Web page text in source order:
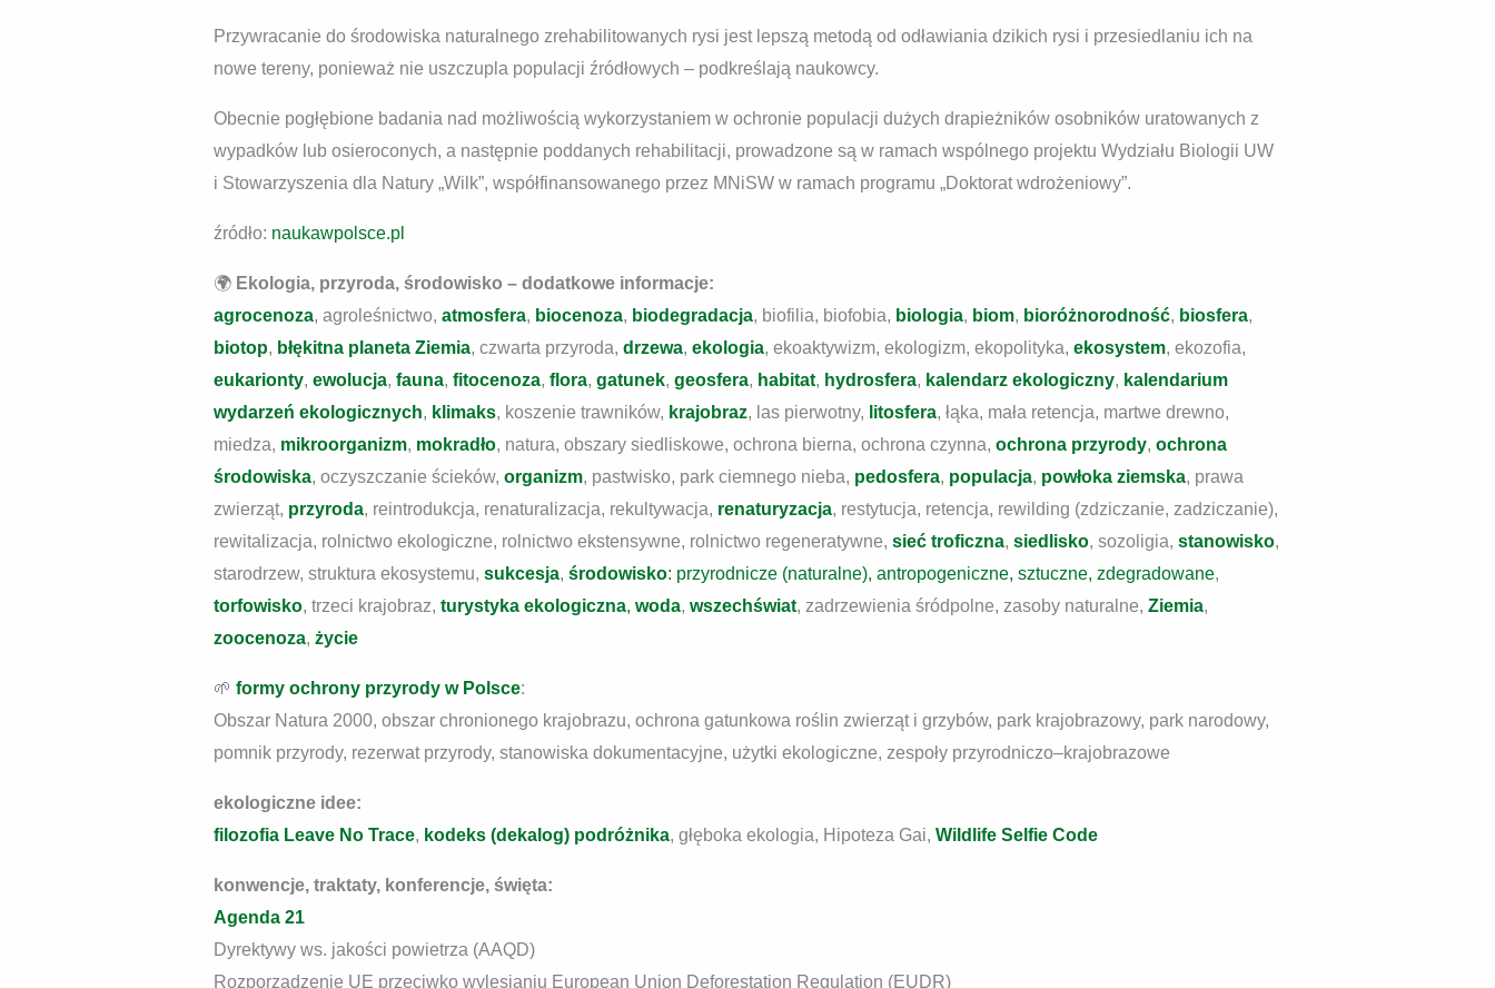
Przywracanie do środowiska naturalnego zrehabilitowanych rysi jest lepszą metodą od odławiania dzikich rysi i przesiedlaniu ich na
nowe tereny, ponieważ nie uszczupla populacji źródłowych – podkreślają naukowcy.
Obecnie pogłębione badania nad możliwością wykorzystaniem w ochronie populacji dużych drapieżników osobników uratowanych z
wypadków lub osieroconych, a następnie poddanych rehabilitacji, prowadzone są w ramach wspólnego projektu Wydziału Biologii UW
i Stowarzyszenia dla Natury „Wilk”, współfinansowanego przez MNiSW w ramach programu „Doktorat wdrożeniowy”.
źródło: naukawpolsce.pl
🌍 Ekologia, przyroda, środowisko – dodatkowe informacje:
agrocenoza, agroleśnictwo, atmosfera, biocenoza, biodegradacja, biofilia, biofobia, biologia, biom, bioróżnorodność, biosfera,
biotop, błękitna planeta Ziemia, czwarta przyroda, drzewa, ekologia, ekoaktywizm, ekologizm, ekopolityka, ekosystem, ekozofia,
eukarionty, ewolucja, fauna, fitocenoza, flora, gatunek, geosfera, habitat, hydrosfera, kalendarz ekologiczny, kalendarium
wydarzeń ekologicznych, klimaks, koszenie trawników, krajobraz, las pierwotny, litosfera, łąka, mała retencja, martwe drewno,
miedza, mikroorganizm, mokradło, natura, obszary siedliskowe, ochrona bierna, ochrona czynna, ochrona przyrody, ochrona
środowiska, oczyszczanie ścieków, organizm, pastwisko, park ciemnego nieba, pedosfera, populacja, powłoka ziemska, prawa
zwierząt, przyroda, reintrodukcja, renaturalizacja, rekultywacja, renaturyzacja, restytucja, retencja, rewilding (zdziczanie, zadziczanie),
rewitalizacja, rolnictwo ekologiczne, rolnictwo ekstensywne, rolnictwo regeneratywne, sieć troficzna, siedlisko, sozoligia, stanowisko,
starodrzew, struktura ekosystemu, sukcesja, środowisko: przyrodnicze (naturalne), antropogeniczne, sztuczne, zdegradowane,
torfowisko, trzeci krajobraz, turystyka ekologiczna, woda, wszechświat, zadrzewienia śródpolne, zasoby naturalne, Ziemia,
zoocenoza, życie
🌱 formy ochrony przyrody w Polsce:
Obszar Natura 2000, obszar chronionego krajobrazu, ochrona gatunkowa roślin zwierząt i grzybów, park krajobrazowy, park narodowy,
pomnik przyrody, rezerwat przyrody, stanowiska dokumentacyjne, użytki ekologiczne, zespoły przyrodniczo–krajobrazowe
ekologiczne idee:
filozofia Leave No Trace, kodeks (dekalog) podróżnika, głęboka ekologia, Hipoteza Gai, Wildlife Selfie Code
konwencje, traktaty, konferencje, święta:
Agenda 21
Dyrektywy ws. jakości powietrza (AAQD)
Rozporządzenie UE przeciwko wylesianiu European Union Deforestation Regulation (EUDR)